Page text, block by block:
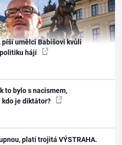
píší umělci Babišovi kvůli
hájí
to bylo s nacismem,
kdo je diktátor?
platí trojitá VÝSTRAHA.